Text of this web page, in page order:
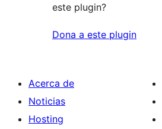
este plugin?
Dona a este plugin
Acerca de
Noticias
Hosting